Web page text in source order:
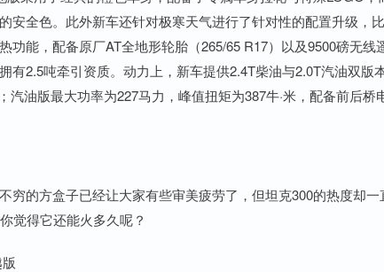
安全色。此外新车还针对极寒天气进行了针对性的配置升级，
功能，配备原厂AT全地形轮胎（265/65 R17）以及9500磅无
有2.5吨牵引资质。动力上，新车提供2.4T柴油与2.0T汽油双版
汽油版最大功率为227马力，峰值扭矩为387牛·米，配备前后
穷的方盒子已经让大家有些审美疲劳了，但坦克300的热度却
觉得它还能火多久呢？